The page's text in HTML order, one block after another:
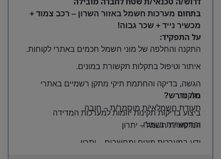
בתחום מערכות חשמל באזור השרון – רכב צמוד +
מכשיר נייד + שכר גבוה!
על התפקיד:
התקנה והחלפה של מוני חשמל חכמים באתרי לקוחות.
איתור וטיפול בתקלות תקשורת במונים.
הגשה, בדיקה והחתמת תיקי מתקן רשמיים באתרי
הלקוח.
ביצוע בדיקות תקינות יזומות למערכות המדידה
והתקשורת בשטח.
מה נדרש?
תעודת חשמלאי/ת מוסמך/ת – חובה
הנדסאי/ת חשמל– יתרון
ידע במערכות מונים ומחשבים יתרון